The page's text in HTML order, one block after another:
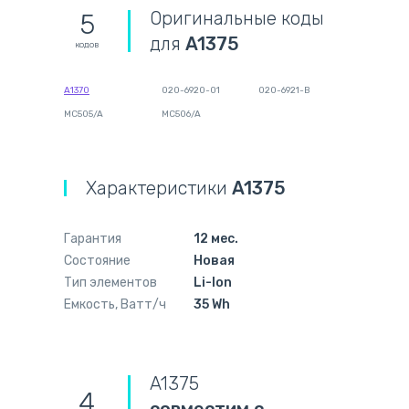
5
кодов
Оригинальные коды
для A1375
A1370 020-6920-01 020-6921-B
MC505/A MC506/A
Характеристики A1375
Гарантия
12 мес.
Состояние
Новая
Тип элементов
Li-Ion
Емкость, Ватт/ч
35 Wh
A1375